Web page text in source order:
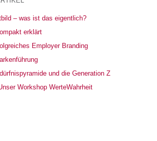
– was ist das eigentlich?
erklärt
Employer Branding
und die Generation Z
Workshop WerteWahrheit